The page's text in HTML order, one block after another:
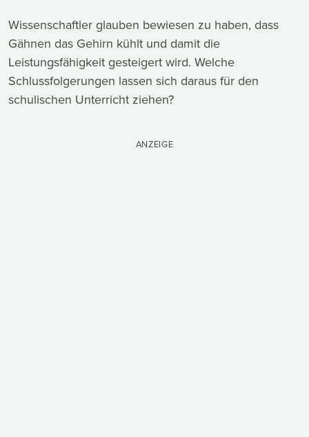
Wissenschaftler glauben bewiesen zu haben, dass
Gähnen das Gehirn kühlt und damit die
Leistungsfähigkeit gesteigert wird. Welche
Schlussfolgerungen lassen sich daraus für den
schulischen Unterricht ziehen?
ANZEIGE